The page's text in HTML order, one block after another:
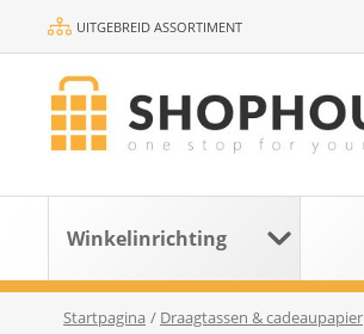
UITGEBREID ASSORTIMENT
Winkelinrichting
Startpagina / Draagtassen & cadeaupapier